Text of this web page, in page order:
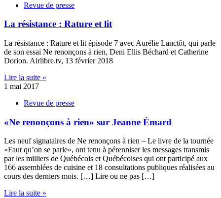
Revue de presse
La résistance : Rature et lit
La résistance : Rature et lit épisode 7 avec Aurélie Lanctôt, qui parle
de son essai Ne renonçons à rien, Deni Ellis Béchard et Catherine
Dorion. Airlibre.tv, 13 février 2018
Lire la suite »
1 mai 2017
Revue de presse
«Ne renonçons à rien» sur Jeanne Émard
Les neuf signataires de Ne renonçons à rien – Le livre de la tournée
«Faut qu’on se parle», ont tenu à pérenniser les messages transmis
par les milliers de Québécois et Québécoises qui ont participé aux
166 assemblées de cuisine et 18 consultations publiques réalisées au
cours des derniers mois. […] Lire ou ne pas […]
Lire la suite »